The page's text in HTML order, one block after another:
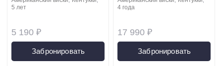
5 190 ₽
5 лет
Забронировать
17 990 ₽
4 года
Забронировать